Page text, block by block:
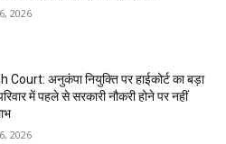
2026
Court: अनुकंपा नियुक्ति पर हाईकोर्ट का बड़ा
में पहले से सरकारी नौकरी होने पर नहीं
2026